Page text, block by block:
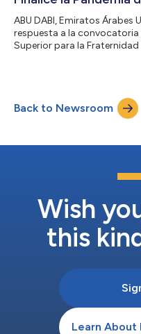
ABU DABI, Emiratos Árabes
respuesta a la convocatoria
Superior para la
rezar y suplicarle a Dios por
para que Él guíe e inspire a
Back to Newsroom
Wish
this
Learn About